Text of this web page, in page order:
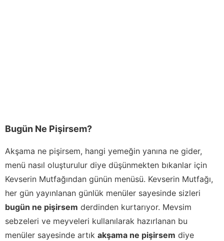
Bugün Ne Pişirsem?
Akşama ne pişirsem, hangi yemeğin yanına ne gider,
menü nasıl oluşturulur diye düşünmekten bıkanlar için
Kevserin Mutfağından günün menüsü. Kevserin Mutfağı,
her gün yayınlanan günlük menüler sayesinde sizleri
bugün ne pişirsem derdinden kurtarıyor. Mevsim
sebzeleri ve meyveleri kullanılarak hazırlanan bu
menüler sayesinde artık akşama ne pişirsem diye